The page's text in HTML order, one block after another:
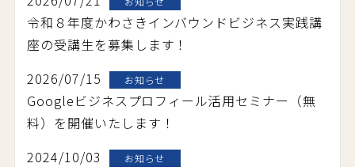
令和８年度かわさきインバウンドビジネス実践講
座の受講生を募集します！
2026/07/15
お知らせ
Googleビジネスプロフィール活用セミナー（無
料）を開催いたします！
2024/10/03
お知らせ